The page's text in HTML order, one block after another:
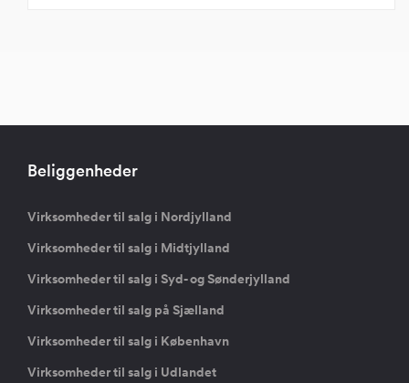
Beliggenheder
Virksomheder til salg i Nordjylland
Virksomheder til salg i Midtjylland
Virksomheder til salg i Syd- og Sønderjylland
Virksomheder til salg på Sjælland
Virksomheder til salg i København
Virksomheder til salg i Udlandet